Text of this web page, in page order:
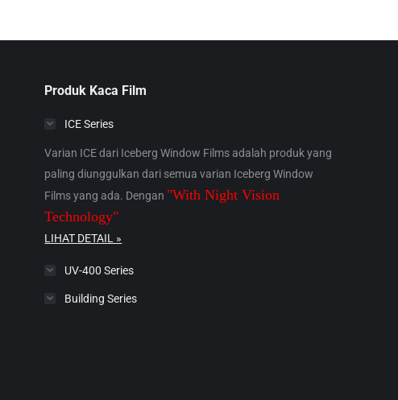
Produk Kaca Film
ICE Series
Varian ICE dari Iceberg Window Films adalah produk yang
paling diunggulkan dari semua varian Iceberg Window
Films yang ada. Dengan "With Night Vision
Technology"
LIHAT DETAIL »
UV-400 Series
Building Series